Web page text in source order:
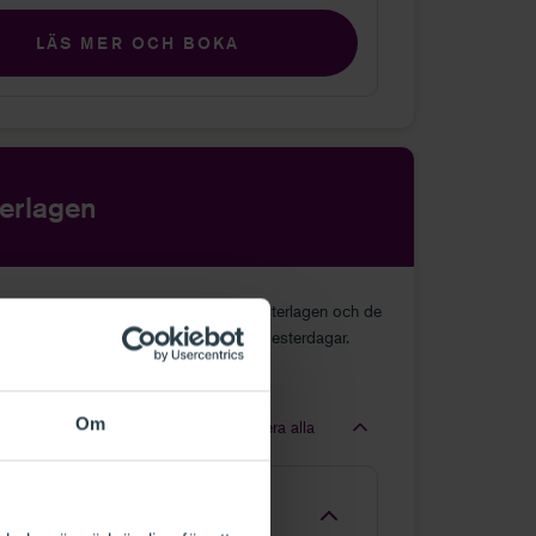
Om
LÄS MER OCH BOKA
ger en praktisk genomgång av semesterlagen och de
som rör semesterlön och semesterdagar.
Minimera alla
du vill